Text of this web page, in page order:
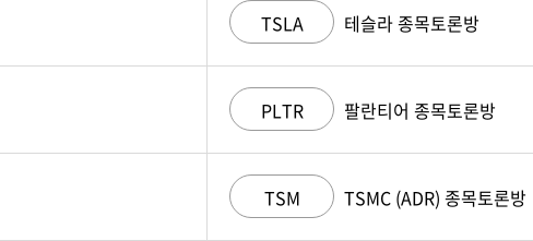
TSLA 테슬라 종목토론방
PLTR 팔란티어 종목토론방
TSM TSMC (ADR) 종목토론방